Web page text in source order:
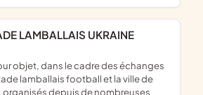
LAMBALLAIS UKRAINE
lamballais football et la ville de
organisés depuis de nombreuses